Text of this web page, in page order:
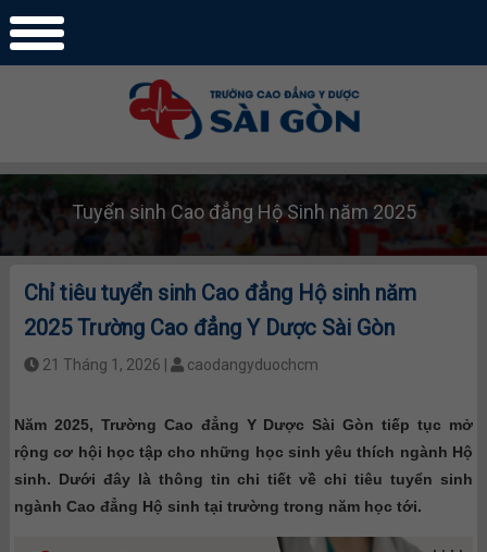
Tuyển sinh Cao đẳng Hộ Sinh năm 2025
Chỉ tiêu tuyển sinh Cao đẳng Hộ sinh năm
2025 Trường Cao đẳng Y Dược Sài Gòn
21 Tháng 1, 2026 | caodangyduochcm
Năm 2025, Trường Cao đẳng Y Dược Sài Gòn tiếp tục mở
rộng cơ hội học tập cho những học sinh yêu thích ngành Hộ
sinh. Dưới đây là thông tin chi tiết về chỉ tiêu tuyển sinh
ngành Cao đẳng Hộ sinh tại trường trong năm học tới.